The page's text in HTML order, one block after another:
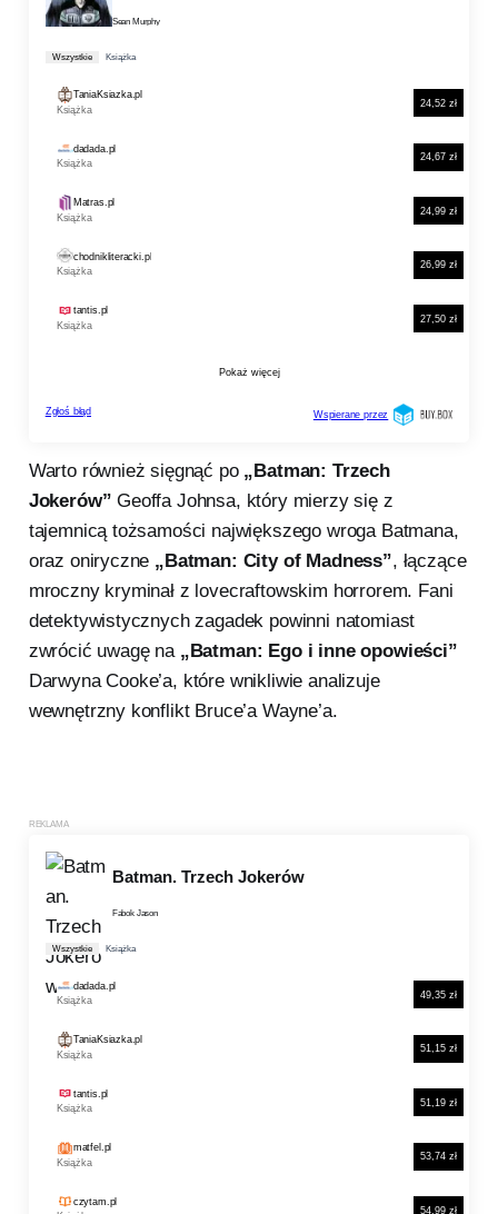
Warto również sięgnąć po „Batman: Trzech
Jokerów” Geoffa Johnsa, który mierzy się z
tajemnicą tożsamości największego wroga Batmana,
oraz oniryczne „Batman: City of Madness”, łączące
mroczny kryminał z lovecraftowskim horrorem. Fani
detektywistycznych zagadek powinni natomiast
zwrócić uwagę na „Batman: Ego i inne opowieści”
Darwyna Cooke’a, które wnikliwie analizuje
wewnętrzny konflikt Bruce’a Wayne’a.